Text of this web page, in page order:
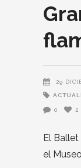
29
0 2
El
el Museo